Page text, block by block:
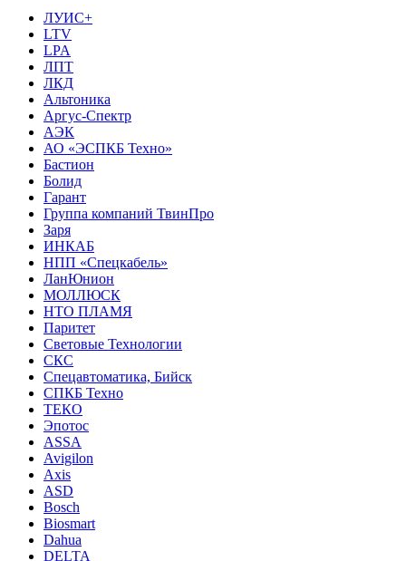
ЛУИС+
LTV
LPA
ЛПТ
ЛКД
Альтоника
Аргус-Спектр
АЭК
АО «ЭСПКБ Техно»
Бастион
Болид
Гарант
Группа компаний ТвинПро
Заря
ИНКАБ
НПП «Спецкабель»
ЛанЮнион
МОЛЛЮСК
НТО ПЛАМЯ
Паритет
Световые Технологии
СКС
Спецавтоматика, Бийск
СПКБ Техно
ТЕКО
Эпотос
ASSA
Avigilon
Axis
ASD
Bosch
Biosmart
Dahua
DELTA